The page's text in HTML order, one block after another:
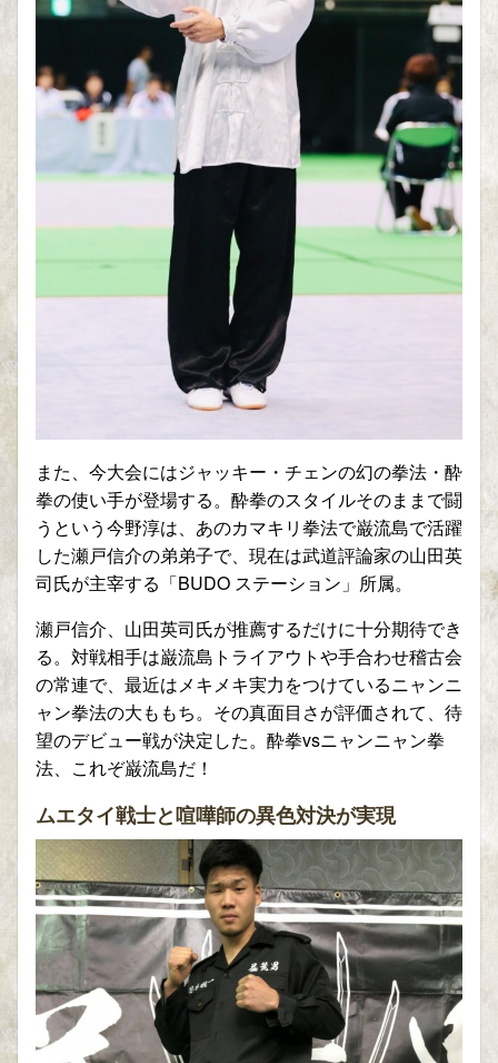
また、今大会にはジャッキー・チェンの幻の拳法・酔
拳の使い手が登場する。酔拳のスタイルそのままで闘
うという今野淳は、あのカマキリ拳法で巌流島で活躍
した瀬戸信介の弟弟子で、現在は武道評論家の山田英
司氏が主宰する「BUDO ステーション」所属。
瀬戸信介、山田英司氏が推薦するだけに十分期待でき
る。対戦相手は巌流島トライアウトや手合わせ稽古会
の常連で、最近はメキメキ実力をつけているニャンニ
ャン拳法の大ももち。その真面目さが評価されて、待
望のデビュー戦が決定した。酔拳vsニャンニャン拳
法、これぞ巌流島だ！
ムエタイ戦士と喧嘩師の異色対決が実現